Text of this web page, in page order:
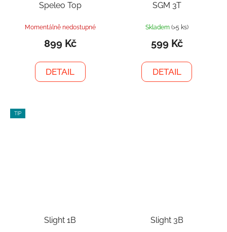
Speleo Top
Momentálně nedostupné
899 Kč
DETAIL
SGM 3T
Skladem (>5 ks)
599 Kč
DETAIL
TIP
Slight 1B Slight 3B